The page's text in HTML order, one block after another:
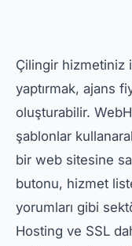
Çilingir hizmetiniz
yaptırmak, ajans
oluşturabilir.
şablonlar
bir web sitesine
butonu, hizmet
yorumları gibi
Hosting ve SSL